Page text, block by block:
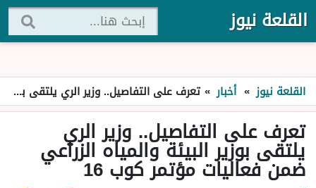
القلعة نيوز
القلعة نيوز » أخبار » تعرف على التفاصيل.. وزير الري يلتقى بوزير البيئة والمياه الزراعي ضمن فعاليات مؤتمر كوب 16
تعرف على التفاصيل.. وزير الري
يلتقى بوزير البيئة والمياه الزراعي
ضمن فعاليات مؤتمر كوب 16